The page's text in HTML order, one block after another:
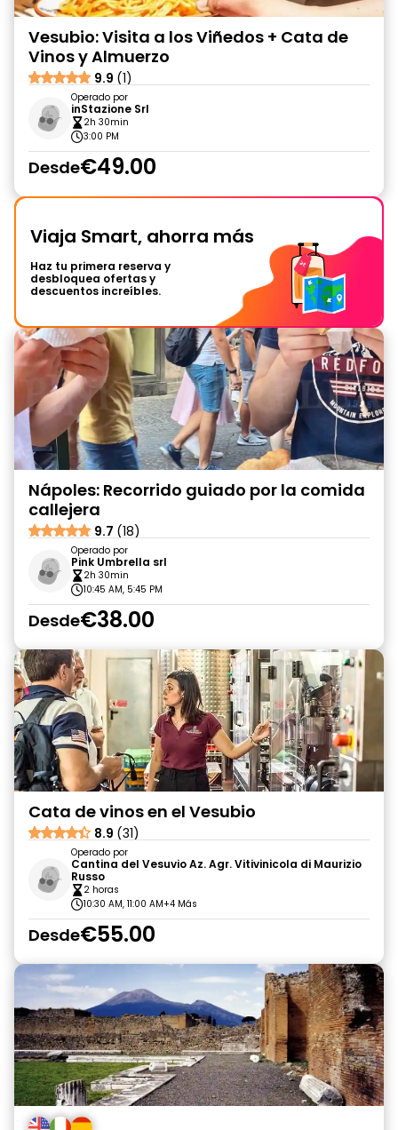
Vesubio: Visita a los Viñedos + Cata de
Vinos y Almuerzo
9.9 (1)
Operado por
inStazione Srl
2h 30min
3:00 PM
Desde€49.00
Viaja Smart, ahorra más
Haz tu primera reserva y
desbloquea ofertas y
descuentos increíbles.
Nápoles: Recorrido guiado por la comida
callejera
9.7 (18)
Operado por
Pink Umbrella srl
2h 30min
10:45 AM, 5:45 PM
Desde€38.00
Cata de vinos en el Vesubio
8.9 (31)
Operado por
Cantina del Vesuvio Az. Agr. Vitivinicola di Maurizio
Russo
2 horas
10:30 AM, 11:00 AM+4 Más
Desde€55.00